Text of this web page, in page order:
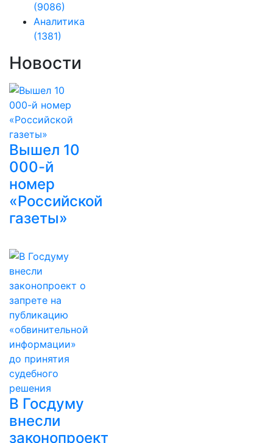
(9086)
Аналитика
(1381)
Новости
Вышел 10
000-й
номер
«Российской
газеты»
В Госдуму
внесли
законопроект